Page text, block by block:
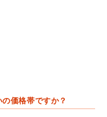
価格帯ですか？